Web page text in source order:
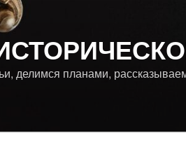
делимся планами,